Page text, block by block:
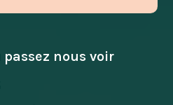
nous voir